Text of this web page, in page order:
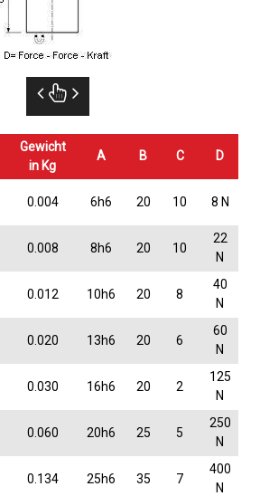
Gewicht
in Kg
A B C D
0.004 6h6 20 10 8 N
0.008 8h6 20 10
22
N
0.012 10h6 20 8
40
N
0.020 13h6 20 6
60
N
0.030 16h6 20 2
125
N
0.060 20h6 25 5
250
N
0.134 25h6 35 7
400
N